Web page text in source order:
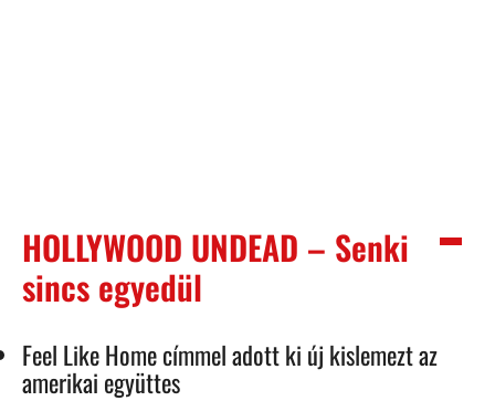
HOLLYWOOD UNDEAD – Senki
sincs egyedül
Feel Like Home címmel adott ki új kislemezt az
amerikai együttes